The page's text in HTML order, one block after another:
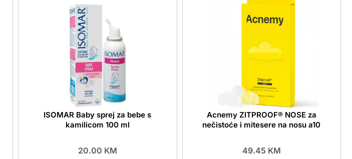
ISOMAR Baby sprej za bebe s
kamilicom 100 ml
20.00 KM
Acnemy ZITPROOF® NOSE za
nečistoće i mitesere na nosu a10
49.45 KM